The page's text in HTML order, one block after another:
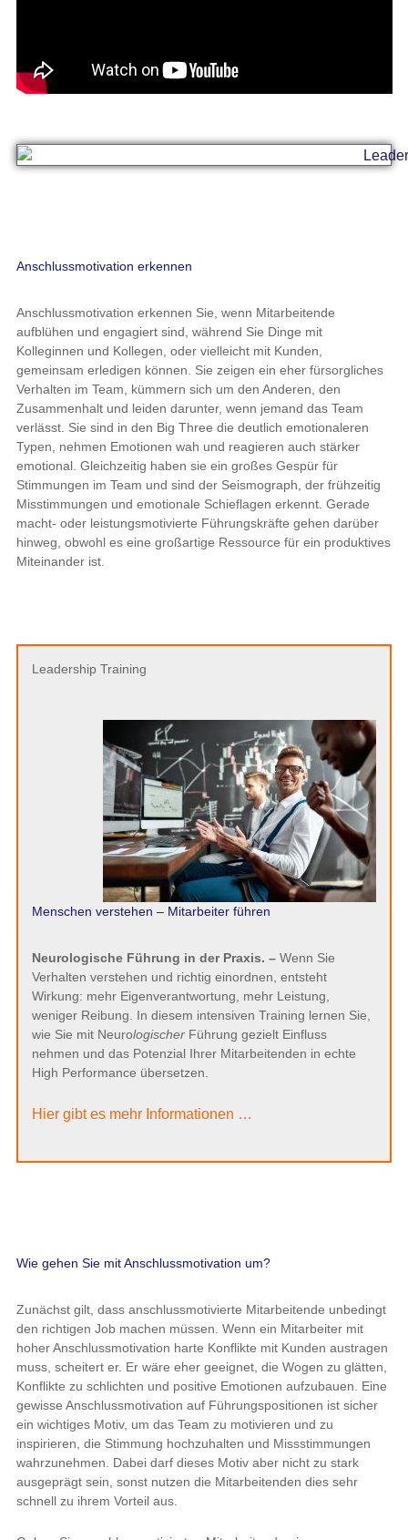
Anschlussmotivation erkennen
Anschlussmotivation erkennen Sie, wenn Mitarbeitende
aufblühen und engagiert sind, während Sie Dinge mit
Kolleginnen und Kollegen, oder vielleicht mit Kunden,
gemeinsam erledigen können. Sie zeigen ein eher fürsorgliches
Verhalten im Team, kümmern sich um den Anderen, den
Zusammenhalt und leiden darunter, wenn jemand das Team
verlässt. Sie sind in den Big Three die deutlich emotionaleren
Typen, nehmen Emotionen wah und reagieren auch stärker
emotional. Gleichzeitig haben sie ein großes Gespür für
Stimmungen im Team und sind der Seismograph, der frühzeitig
Misstimmungen und emotionale Schieflagen erkennt. Gerade
macht- oder leistungsmotivierte Führungskräfte gehen darüber
hinweg, obwohl es eine großartige Ressource für ein produktives
Miteinander ist.
Leadership Training
Menschen verstehen – Mitarbeiter führen
Neurologische Führung in der Praxis. – Wenn Sie
Verhalten verstehen und richtig einordnen, entsteht
Wirkung: mehr Eigenverantwortung, mehr Leistung,
weniger Reibung. In diesem intensiven Training lernen Sie,
wie Sie mit NeurologischerFührung gezielt Einfluss
nehmen und das Potenzial Ihrer Mitarbeitenden in echte
High Performance übersetzen.
Hier gibt es mehr Informationen …
Wie gehen Sie mit Anschlussmotivation um?
Zunächst gilt, dass anschlussmotivierte Mitarbeitende unbedingt
den richtigen Job machen müssen. Wenn ein Mitarbeiter mit
hoher Anschlussmotivation harte Konflikte mit Kunden austragen
muss, scheitert er. Er wäre eher geeignet, die Wogen zu glätten,
Konflikte zu schlichten und positive Emotionen aufzubauen. Eine
gewisse Anschlussmotivation auf Führungspositionen ist sicher
ein wichtiges Motiv, um das Team zu motivieren und zu
inspirieren, die Stimmung hochzuhalten und Missstimmungen
wahrzunehmen. Dabei darf dieses Motiv aber nicht zu stark
ausgeprägt sein, sonst nutzen die Mitarbeitenden dies sehr
schnell zu ihrem Vorteil aus.